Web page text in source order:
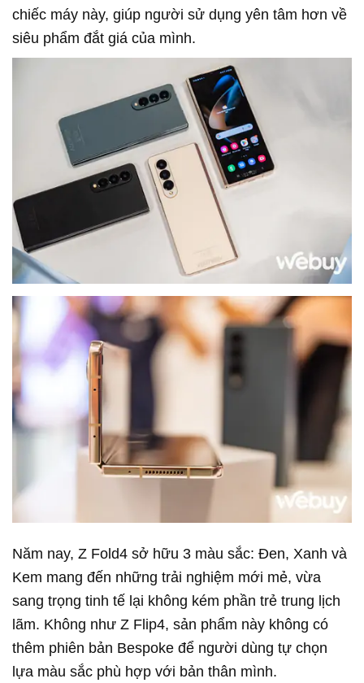
chiếc máy này, giúp người sử dụng yên tâm hơn về
siêu phẩm đắt giá của mình.
Năm nay, Z Fold4 sở hữu 3 màu sắc: Đen, Xanh và
Kem mang đến những trải nghiệm mới mẻ, vừa
sang trọng tinh tế lại không kém phần trẻ trung lịch
lãm. Không như Z Flip4, sản phẩm này không có
thêm phiên bản Bespoke để người dùng tự chọn
lựa màu sắc phù hợp với bản thân mình.